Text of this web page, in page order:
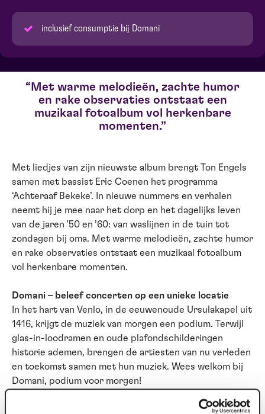
inclusief consumptie bij Domani
Met warme melodieën, zachte humor
en rake observaties ontstaat een
muzikaal fotoalbum vol herkenbare
momenten.
Met liedjes van zijn nieuwste album brengt Ton Engels
samen met bassist Eric Coenen het programma
‘Achteraaf Bekeke’. In nieuwe nummers en verhalen
neemt hij je mee naar het dorp en het dagelijks leven
van de jaren ’50 en ’60: van waslijnen in de tuin tot
zondagen bij oma. Met warme melodieën, zachte humor
en rake observaties ontstaat een muzikaal fotoalbum
vol herkenbare momenten.
Domani – beleef concerten op een unieke locatie
In het hart van Venlo, in de eeuwenoude Ursulakapel uit
1416, krijgt de muziek van morgen een podium. Terwijl
glas-in-loodramen en oude plafondschilderingen
historie ademen, brengen de artiesten van nu verleden
en toekomst samen met hun muziek. Wees welkom bij
Domani, podium voor morgen!